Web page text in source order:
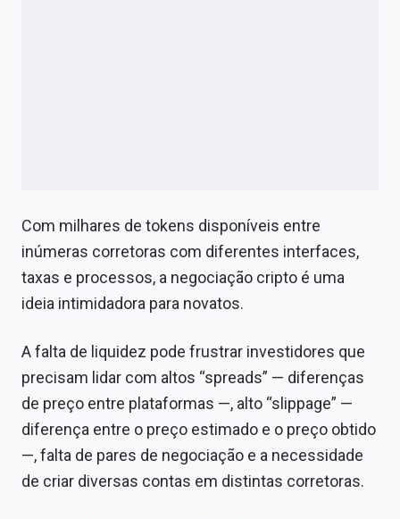
Com milhares de tokens disponíveis entre
inúmeras corretoras com diferentes interfaces,
taxas e processos, a negociação cripto é uma
ideia intimidadora para novatos.
A falta de liquidez pode frustrar investidores que
precisam lidar com altos “spreads” — diferenças
de preço entre plataformas —, alto “slippage” —
diferença entre o preço estimado e o preço obtido
—, falta de pares de negociação e a necessidade
de criar diversas contas em distintas corretoras.